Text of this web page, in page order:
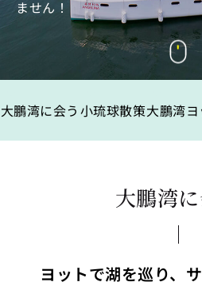
ません！
大鵬湾に会う 小琉球散策大鵬湾
大鵬湾
ヨットで湖を巡り、